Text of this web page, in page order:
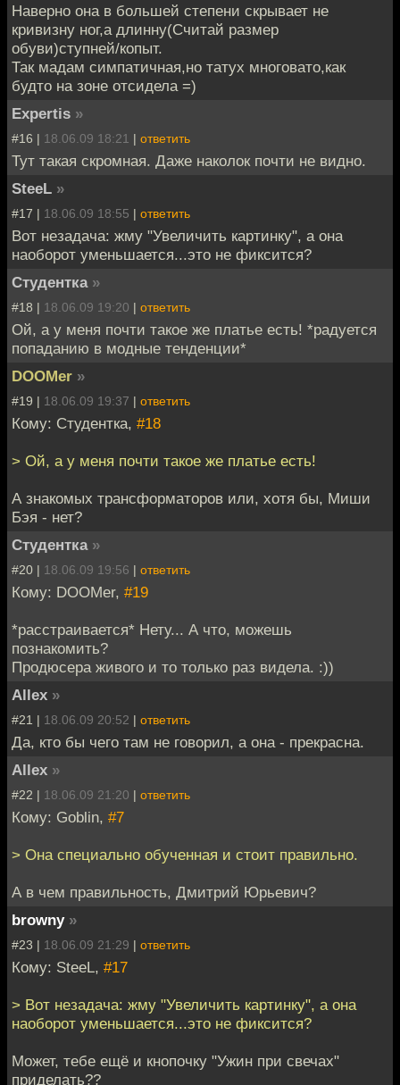
Наверно она в большей степени скрывает не
кривизну ног,а длинну(Считай размер
обуви)ступней/копыт.
Так мадам симпатичная,но татух многовато,как
будто на зоне отсидела =)
Expertis »
#16 | 18.06.09 18:21 | ответить
Тут такая скромная. Даже наколок почти не видно.
SteeL »
#17 | 18.06.09 18:55 | ответить
Вот незадача: жму "Увеличить картинку", а она
наоборот уменьшается...это не фиксится?
Студентка »
#18 | 18.06.09 19:20 | ответить
Ой, а у меня почти такое же платье есть! *радуется
попаданию в модные тенденции*
DOOMer »
#19 | 18.06.09 19:37 | ответить
Кому: Студентка, #18
> Ой, а у меня почти такое же платье есть!
А знакомых трансформаторов или, хотя бы, Миши
Бэя - нет?
Студентка »
#20 | 18.06.09 19:56 | ответить
Кому: DOOMer, #19
*расстраивается* Нету... А что, можешь
познакомить?
Продюсера живого и то только раз видела. :))
Allex »
#21 | 18.06.09 20:52 | ответить
Да, кто бы чего там не говорил, а она - прекрасна.
Allex »
#22 | 18.06.09 21:20 | ответить
Кому: Goblin, #7
> Она специально обученная и стоит правильно.
А в чем правильность, Дмитрий Юрьевич?
browny »
#23 | 18.06.09 21:29 | ответить
Кому: SteeL, #17
> Вот незадача: жму "Увеличить картинку", а она
наоборот уменьшается...это не фиксится?
Может, тебе ещё и кнопочку "Ужин при свечах"
приделать??